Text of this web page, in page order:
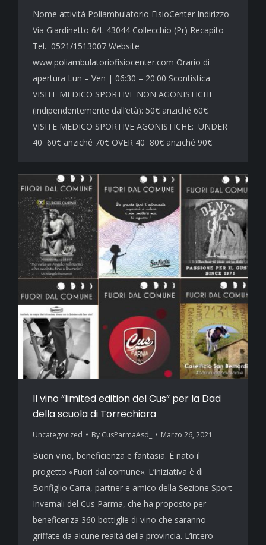
Nome attività Poliambulatorio FisioCenter Indirizzo
Via Giardinetto 6/L 43044 Collecchio (Pr) Recapito
Tel. 0521/1513007 Website
www.poliambulatoriofisiocenter.com Orario di
apertura Lun – Ven | 06:30 – 20:00 Scontistica
VISITE MEDICO SPORTIVE NON AGONISTICHE
(indipendentemente dall’età): 50€ anziché 60€
VISITE MEDICO SPORTIVE AGONISTICHE: UNDER
40 60€ anziché 70€ OVER 40 80€ anziché 90€
Il vino “limited edition del Cus” per la Dad
della scuola di Torrechiara
Uncategorized By CusParmaAsd_ Marzo 26, 2021
Buon vino, beneficienza e fantasia. È nato il
progetto «Fuori dal comune». L’iniziativa è di
Bonfiglio Carra, partner e amico della Sezione Sport
Invernali del Cus Parma, che ha proposto per
beneficenza 360 bottiglie di vino che saranno
griffate da alcune realtà della provincia. L’intero